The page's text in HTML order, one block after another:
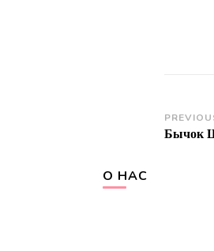
Post
Бычок
О НАС